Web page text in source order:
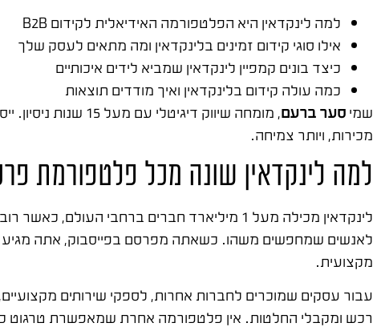
למה לינקדאין היא הפלטפורמה האידיאלית לקידום B2B
אילו סוגי קידום זמינים בלינקדאין ומה מתאים לעסק שלך
כיצד בונים קמפיין לינקדאין שמביא לידים איכותיים
כמה עולה קידום בלינקדאין ואיך מודדים תוצאות
שמיסער ברעם, מומחה שיווק דיגיטלי עם מעל 15 שנות ניסיון. ייסדתי את
מכירות, ויותר צמיחה.
למה לינקדאין שונה מכל פלטפורמת
לינקדאין מכילה מעל 1 מיליארד חברים
לאנשים שמחפשים משהו. כשאתה מפרסם בפייסבוק, אתה מגיע
מקצועית.
עבור עסקים שמוכרים לחברות אחרות, לספקי שירותים
רכש ומקבלי החלטות. אין פלטפורמה אחרת שמאפשרת טרגוט